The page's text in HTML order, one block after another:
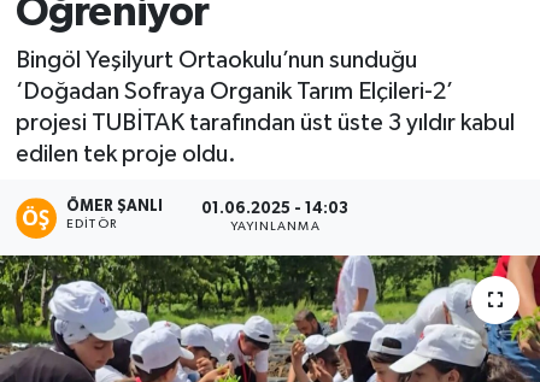
Öğreniyor
Bingöl Yeşilyurt Ortaokulu’nun sunduğu
‘Doğadan Sofraya Organik Tarım Elçileri-2’
projesi TUBİTAK tarafından üst üste 3 yıldır kabul
edilen tek proje oldu.
ÖMER ŞANLI
EDITÖR
01.06.2025 - 14:03
YAYINLANMA
GENÇ
GÜNDEM
KARLIOVA
KİĞI
MERKEZ
Tüm Manşetler
Son Dakika Haberleri
Haber Arşivi